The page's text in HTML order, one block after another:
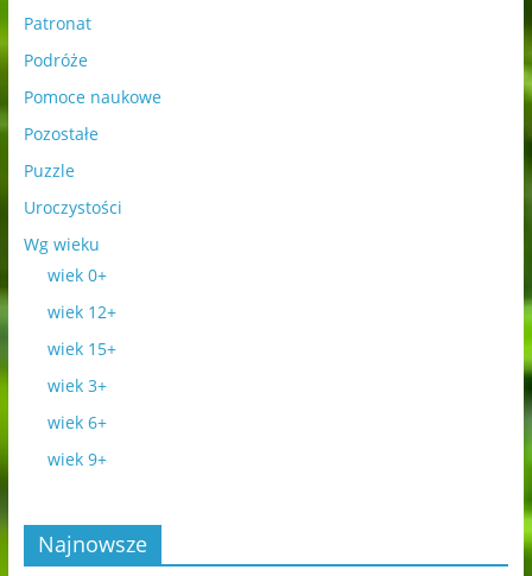
Patronat
Podróże
Pomoce naukowe
Pozostałe
Puzzle
Uroczystości
Wg wieku
wiek 0+
wiek 12+
wiek 15+
wiek 3+
wiek 6+
wiek 9+
Najnowsze